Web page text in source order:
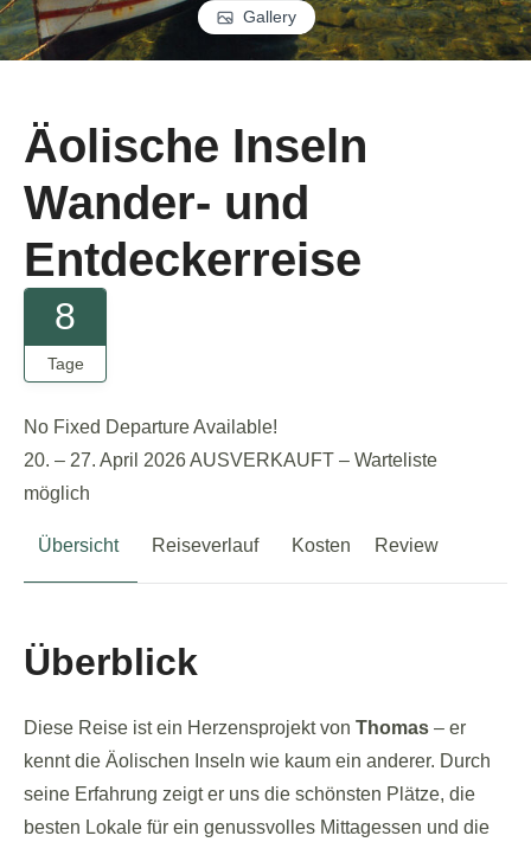
Gallery
Äolische Inseln
Wander- und
Entdeckerreise
8
Tage
No Fixed Departure Available!
20. – 27. April 2026 AUSVERKAUFT – Warteliste
möglich
Übersicht Reiseverlauf Kosten Review
Überblick
Diese Reise ist ein Herzensprojekt von Thomas – er
kennt die Äolischen Inseln wie kaum ein anderer. Durch
seine Erfahrung zeigt er uns die schönsten Plätze, die
besten Lokale für ein genussvolles Mittagessen und die